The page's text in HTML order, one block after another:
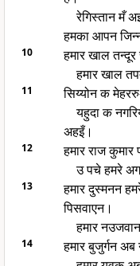
रेगिस्तान मँ
हमका आपन
10
हमार खाल
हमार खाल
11
सिय्योन क
यहुदा क
अहइँ।
12
हमार राज कुमार
उ पचे हमरे
13
हमार दुस्मनन
पिसवाएन।
हमार
14
हमार बुजुर्गन